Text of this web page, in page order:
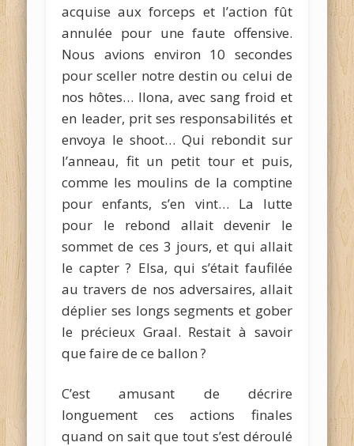
acquise aux forceps et l’action fût
annulée pour une faute offensive.
Nous avions environ 10 secondes
pour sceller notre destin ou celui de
nos hôtes… Ilona, avec sang froid et
en leader, prit ses responsabilités et
envoya le shoot… Qui rebondit sur
l’anneau, fit un petit tour et puis,
comme les moulins de la comptine
pour enfants, s’en vint… La lutte
pour le rebond allait devenir le
sommet de ces 3 jours, et qui allait
le capter ? Elsa, qui s’était faufilée
au travers de nos adversaires, allait
déplier ses longs segments et gober
le précieux Graal. Restait à savoir
que faire de ce ballon ?
C’est amusant de décrire
longuement ces actions finales
quand on sait que tout s’est déroulé